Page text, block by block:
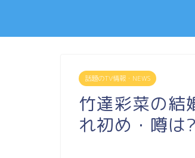
話題のTV情報・NEWS
竹達彩菜の結
れ初め・噂は?